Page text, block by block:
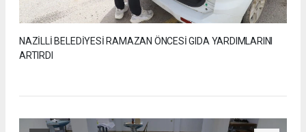
NAZİLLİ BELEDİYESİ RAMAZAN ÖNCESİ GIDA YARDIMLARINI
ARTIRDI